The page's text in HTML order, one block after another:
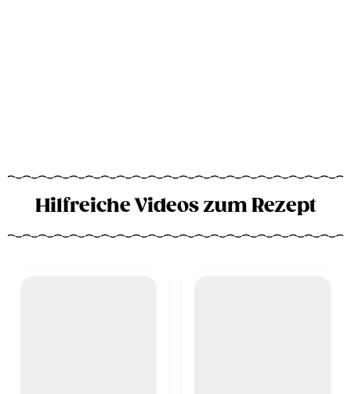
Hilfreiche Videos zum Rezept